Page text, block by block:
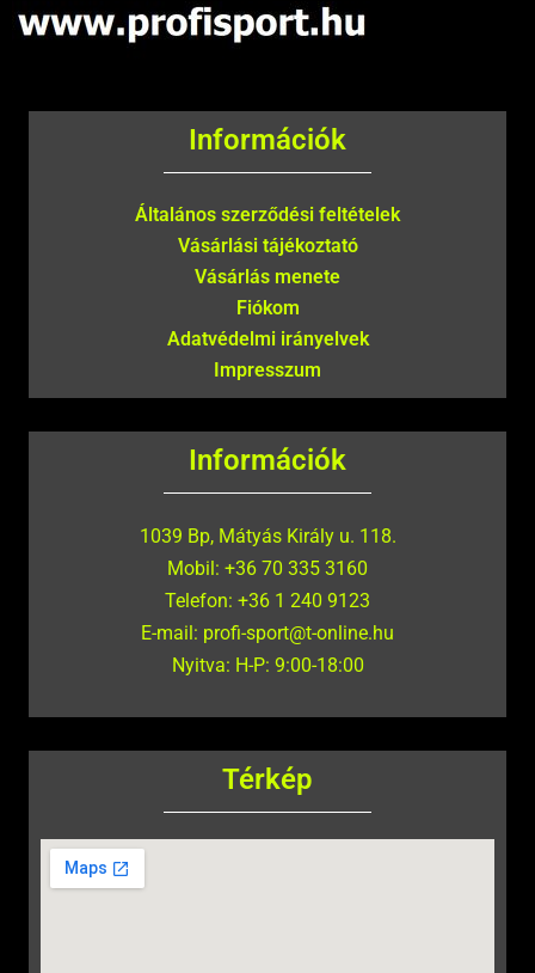
Információk
Általános szerződési feltételek
Vásárlási tájékoztató
Vásárlás menete
Fiókom
Adatvédelmi irányelvek
Impresszum
Információk
1039 Bp, Mátyás Király u. 118.
Mobil: +36 70 335 3160
Telefon: +36 1 240 9123
E-mail: profi-sport@t-online.hu
Nyitva: H-P: 9:00-18:00
Térkép